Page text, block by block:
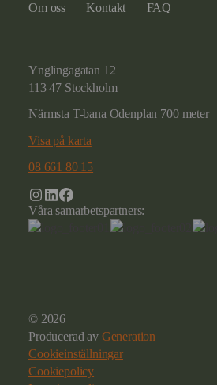
Om oss Kontakt FAQ
Ynglingagatan 12
113 47 Stockholm
Närmsta T-bana Odenplan 700 meter
Visa på karta
08 661 80 15
Våra samarbetspartners:
© 2026
Producerad av Generation
Cookieinställningar
Cookiepolicy